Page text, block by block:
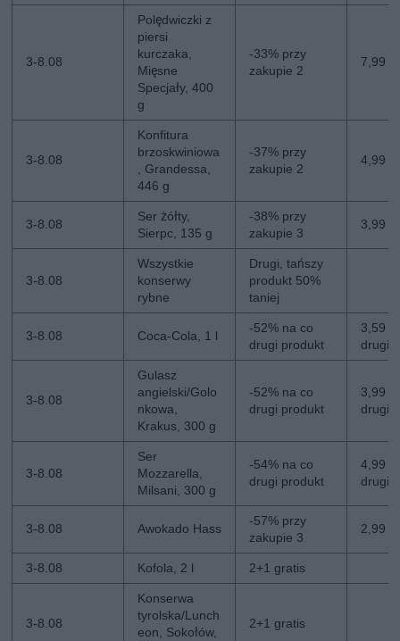
3-8.08
Polędwiczki z
piersi
kurczaka,
Mięsne
Specjały, 400
g
-33% przy
zakupie 2
7,99
3-8.08
Konfitura
brzoskwiniowa
, Grandessa,
446 g
-37% przy
zakupie 2
4,99
3-8.08
Ser żółty,
Sierpc, 135 g
-38% przy
zakupie 3
3,99
3-8.08
Wszystkie
konserwy
rybne
Drugi, tańszy
produkt 50%
taniej
3-8.08 Coca-Cola, 1 l
-52% na co
drugi produkt
3,59
drugi
3-8.08
Gulasz
angielski/Golo
nkowa,
Krakus, 300 g
-52% na co
drugi produkt
3,99
drugi
3-8.08
Ser
Mozzarella,
Milsani, 300 g
-54% na co
drugi produkt
4,99
drugi
3-8.08 Awokado Hass
-57% przy
zakupie 3
2,99
3-8.08 Kofola, 2 l 2+1 gratis
3-8.08
Konserwa
tyrolska/Lunch
eon, Sokołów,
2+1 gratis